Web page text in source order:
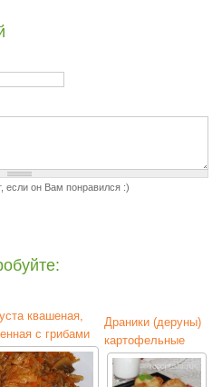
если он Вам понравился :)
квашеная,
с грибами
Драники (деруны)
картофельные